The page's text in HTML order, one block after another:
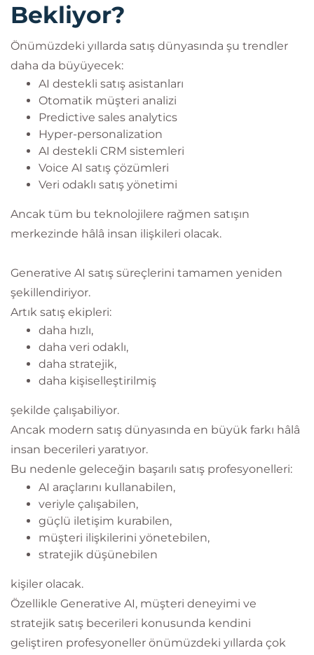
Bekliyor?
Önümüzdeki yıllarda satış dünyasında şu trendler
daha da büyüyecek:
AI destekli satış asistanları
Otomatik müşteri analizi
Predictive sales analytics
Hyper-personalization
AI destekli CRM sistemleri
Voice AI satış çözümleri
Veri odaklı satış yönetimi
Ancak tüm bu teknolojilere rağmen satışın
merkezinde hâlâ insan ilişkileri olacak.
Generative AI satış süreçlerini tamamen yeniden
şekillendiriyor.
Artık satış ekipleri:
daha hızlı,
daha veri odaklı,
daha stratejik,
daha kişiselleştirilmiş
şekilde çalışabiliyor.
Ancak modern satış dünyasında en büyük farkı hâlâ
insan becerileri yaratıyor.
Bu nedenle geleceğin başarılı satış profesyonelleri:
AI araçlarını kullanabilen,
veriyle çalışabilen,
güçlü iletişim kurabilen,
müşteri ilişkilerini yönetebilen,
stratejik düşünebilen
kişiler olacak.
Özellikle Generative AI, müşteri deneyimi ve
stratejik satış becerileri konusunda kendini
geliştiren profesyoneller önümüzdeki yıllarda çok